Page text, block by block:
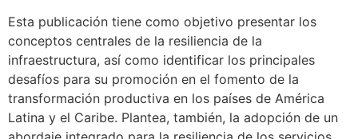
Esta publicación tiene como objetivo presentar los
conceptos centrales de la resiliencia de la
infraestructura, así como identificar los principales
desafíos para su promoción en el fomento de la
transformación productiva en los países de América
Latina y el Caribe. Plantea, también, la adopción de un